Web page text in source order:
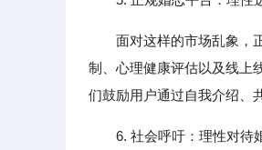
面对这样的市场乱象，
制、心理健康评估以及线上
们鼓励用户通过自我介绍、
6. 社会呼吁：理性对待